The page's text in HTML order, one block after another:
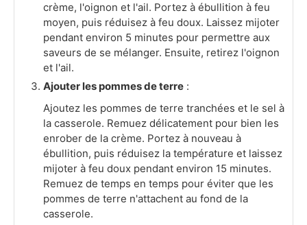
crème, l'oignon et l'ail. Portez à ébullition à feu
moyen, puis réduisez à feu doux. Laissez mijoter
pendant environ 5 minutes pour permettre aux
saveurs de se mélanger. Ensuite, retirez l'oignon
et l'ail.
Ajouter les pommes de terre :
Ajoutez les pommes de terre tranchées et le sel à
la casserole. Remuez délicatement pour bien les
enrober de la crème. Portez à nouveau à
ébullition, puis réduisez la température et laissez
mijoter à feu doux pendant environ 15 minutes.
Remuez de temps en temps pour éviter que les
pommes de terre n'attachent au fond de la
casserole.